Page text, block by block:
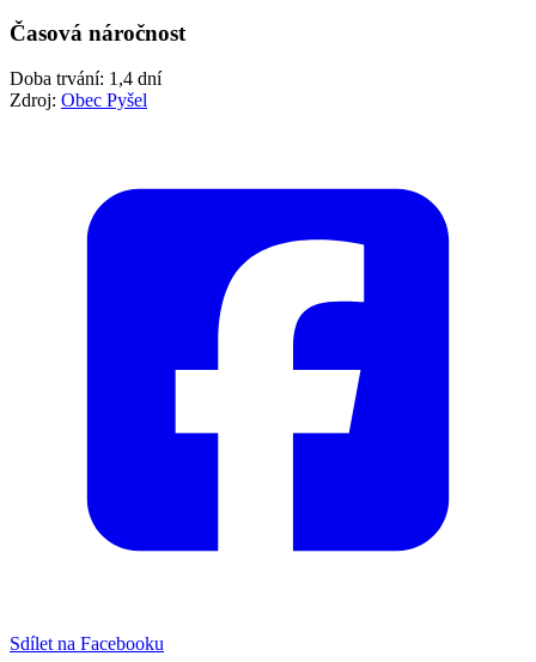
Časová náročnost
Doba trvání: 1,4 dní
Zdroj: Obec Pyšel
Sdílet na Facebooku